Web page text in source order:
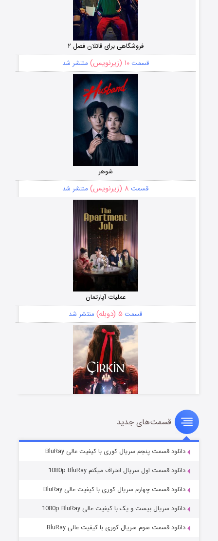
فروشگاهی برای قاتلان فصل ۲
قسمت۱۰ (زیرنویس) منتشر شد
شوهر
قسمت ۸ (زیرنویس) منتشر شد
عملیات آپارتمان
قسمت ۵ (دوبله) منتشر شد
سریال زشت
قسمت۲ (زیرنویس) منتشر شد
قسمت‌های جدید
دانلود قسمت پنجم سریال کوری با کیفیت عالی BluRay
دانلود قسمت اول سریال اعتراف میکنم 1080p BluRay
دانلود قسمت چهارم سریال کوری با کیفیت عالی BluRay
دانلود سریال بیست و یک با کیفیت عالی 1080p BluRay
دانلود قسمت سوم سریال کوری با کیفیت عالی BluRay